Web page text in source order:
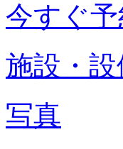
今すぐ予
施設・設
写真